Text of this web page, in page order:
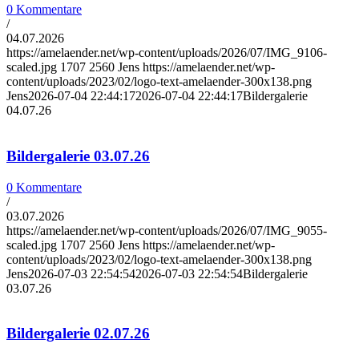
0 Kommentare
/
04.07.2026
https://amelaender.net/wp-content/uploads/2026/07/IMG_9106-
scaled.jpg 1707 2560 Jens https://amelaender.net/wp-
content/uploads/2023/02/logo-text-amelaender-300x138.png
Jens2026-07-04 22:44:172026-07-04 22:44:17Bildergalerie
04.07.26
Bildergalerie 03.07.26
0 Kommentare
/
03.07.2026
https://amelaender.net/wp-content/uploads/2026/07/IMG_9055-
scaled.jpg 1707 2560 Jens https://amelaender.net/wp-
content/uploads/2023/02/logo-text-amelaender-300x138.png
Jens2026-07-03 22:54:542026-07-03 22:54:54Bildergalerie
03.07.26
Bildergalerie 02.07.26